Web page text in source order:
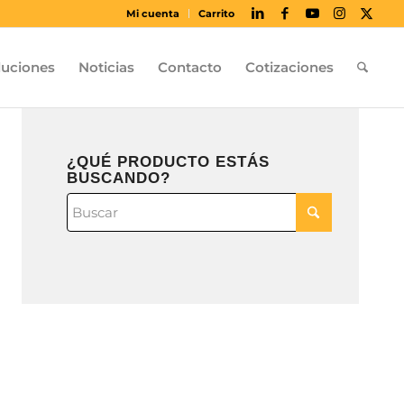
Mi cuenta Carrito
Noticias Contacto Cotizaciones
¿QUÉ PRODUCTO ESTÁS
BUSCANDO?